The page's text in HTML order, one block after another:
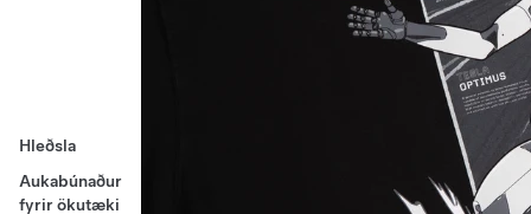
Hleðsla
Aukabúnaður
fyrir ökutæki